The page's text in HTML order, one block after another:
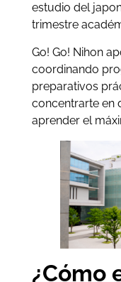
estudio del
trimestre
Go! Go! Nihon
coordinando
preparativos
concentrarte en
aprender el
¿Cómo